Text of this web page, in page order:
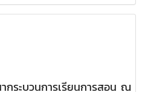
กระบวนการเรียนการสอน ณ